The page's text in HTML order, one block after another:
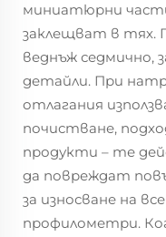
миниатюрни
заклещват в тях.
веднъж седмично,
детайли. При
отлагания
почистване,
продукти – те
да повреждат
за износване на
профилометри.